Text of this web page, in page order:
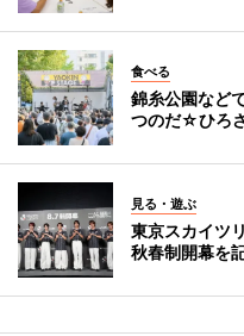
食べる
錦糸公園など
つのだ☆ひろ
見る・遊ぶ
東京スカイツ
秋春制開幕を